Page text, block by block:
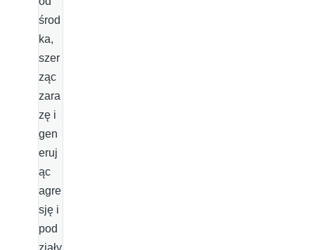
środ
ka,
szer
ząc
zara
zę i
gen
eruj
ąc
agre
sję i
pod